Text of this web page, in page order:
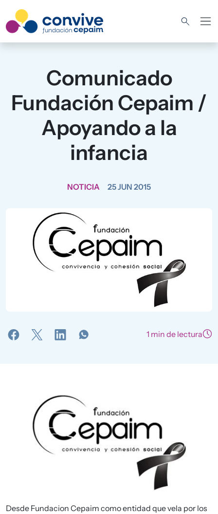
Comunicado
Fundación Cepaim /
Apoyando a la
infancia
NOTICIA 25 JUN 2015
1 min de lectura
Desde Fundacion Cepaim como entidad que vela por los